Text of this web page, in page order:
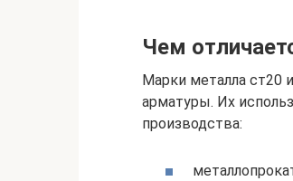
Чем
Марки металла ст20
арматуры. Их
производства: